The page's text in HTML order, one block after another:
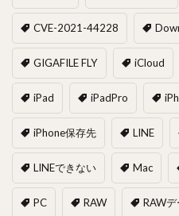
CVE-2021-44228
GIGAFILE FLY iCloud
iPad iPadPro
iPhone保存先 LINE
LINEできない Mac
PC RAW RAWデ